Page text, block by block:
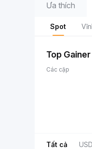
Ưa thích
Spot
Top Gainer
Các cặp
Tất cả